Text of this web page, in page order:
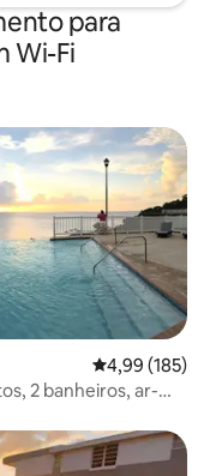
para
Wi-Fi
4,99 de uma
4,99 (185)
2 banheiros, ar-